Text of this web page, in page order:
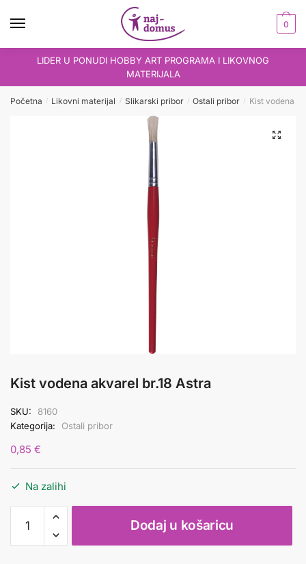
0
LIDER U PONUDI HOBBY ART PROGRAMA I LIKOVNOG
MATERIJALA
Početna / Likovni materijal / Slikarski pribor / Ostali pribor / Kist vodena
Kist vodena akvarel br.18 Astra
SKU:
8160
Kategorija:
Ostali pribor
0,85 €
Na zalihi
vodena
akvarel
Dodaj u košaricu